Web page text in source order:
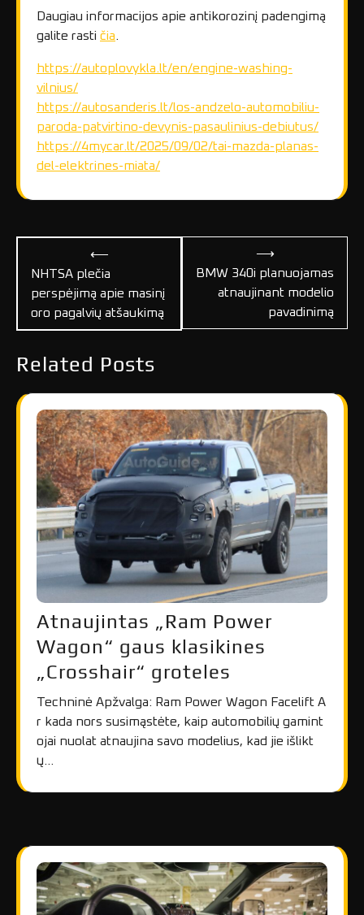
Daugiau informacijos apie antikorozinį padengimą
galite rasti čia.
https://autoplovykla.lt/en/engine-washing-
vilnius/
https://autosanderis.lt/los-andzelo-automobiliu-
paroda-patvirtino-devynis-pasaulinius-debiutus/
https://4mycar.lt/2025/09/02/tai-mazda-planas-
del-elektrines-miata/
Navigacija
tarp
įrašų
⟵
NHTSA plečia
perspėjimą apie masinį
oro pagalvių atšaukimą
BMW 340i planuojamas
atnaujinant modelio
pavadinimą
⟶
Related Posts
Atnaujintas „Ram Power
Wagon“ gaus klasikines
„Crosshair“ groteles
Techninė Apžvalga: Ram Power Wagon Facelift A
r kada nors susimąstėte, kaip automobilių gamint
ojai nuolat atnaujina savo modelius, kad jie išlikt
ų…